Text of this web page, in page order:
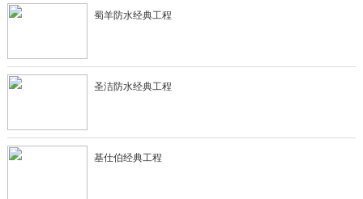
蜀羊防水经典工程
圣洁防水经典工程
基仕伯经典工程